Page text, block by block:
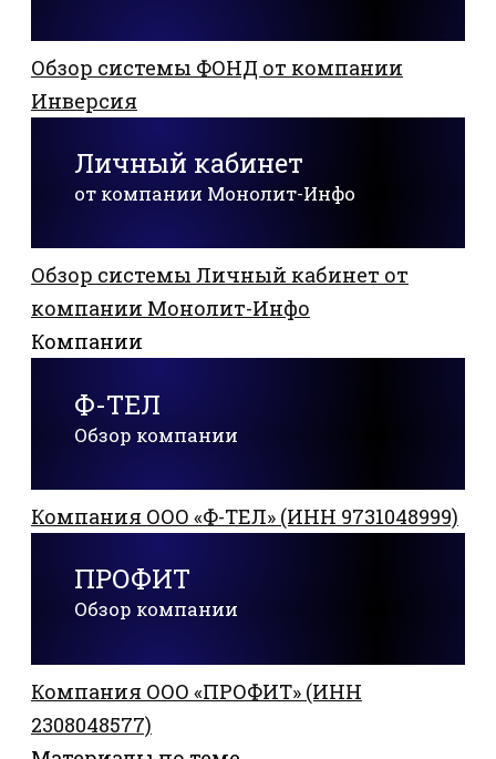
Обзор системы ФОНД от компании
Инверсия
Личный кабинет
от компании Монолит-Инфо
Обзор системы Личный кабинет от
компании Монолит-Инфо
Компании
Ф-ТЕЛ
Обзор компании
Компания ООО «Ф-ТЕЛ» (ИНН 9731048999)
ПРОФИТ
Обзор компании
Компания ООО «ПРОФИТ» (ИНН
2308048577)